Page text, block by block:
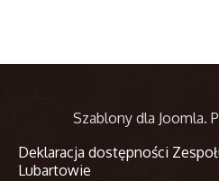
Szablony dla Joomla.
Deklaracja dostępności
Lubartowie